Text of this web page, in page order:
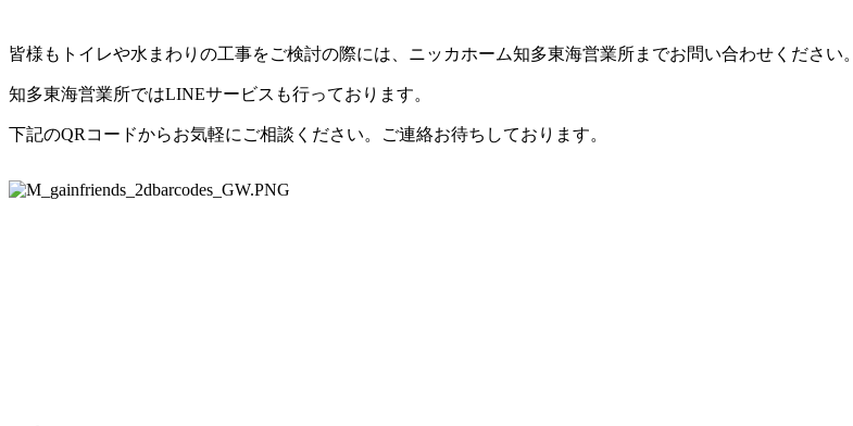
皆様もトイレや水まわりの工事をご検討の際には、ニッカホーム知多東海営業所までお問い合わせください。
知多東海営業所ではLINEサービスも行っております。
下記のQRコードからお気軽にご相談ください。ご連絡お待ちしております。